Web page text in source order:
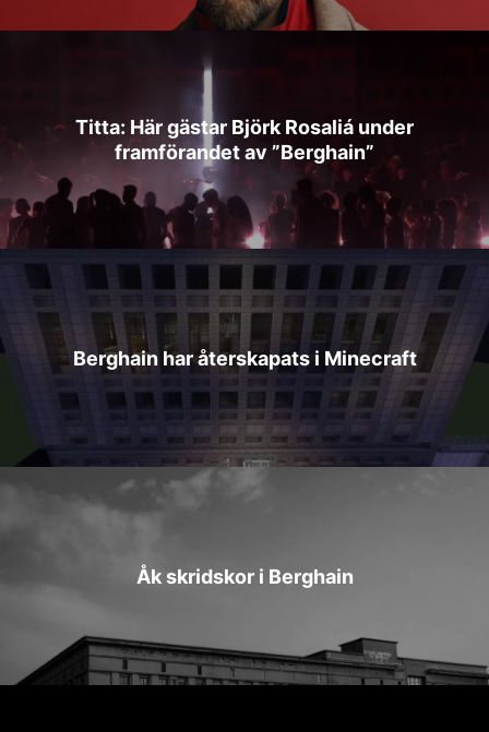
Titta: Här gästar Björk Rosaliá under
framförandet av ”Berghain”
Berghain har återskapats i Minecraft
Åk skridskor i Berghain